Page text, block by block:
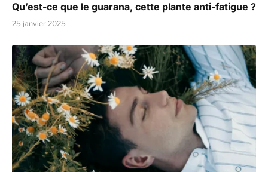
Qu’est-ce que le guarana, cette plante anti-fatigue ?
25 janvier 2025